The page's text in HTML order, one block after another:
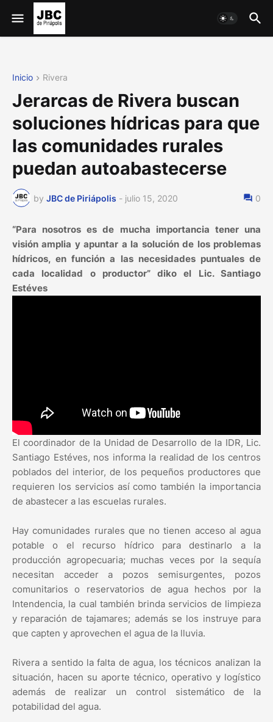
Inicio Rivera
Jerarcas de Rivera buscan
soluciones hídricas para que
las comunidades rurales
puedan autoabastecerse
by JBC de Piriápolis - julio 15, 2020 0
“Para nosotros es de mucha importancia tener una
visión amplia y apuntar a la solución de los problemas
hídricos, en función a las necesidades puntuales de
cada localidad o productor” diko el Lic. Santiago
Estéves
El coordinador de la Unidad de Desarrollo de la IDR, Lic.
Santiago Estéves, nos informa la realidad de los centros
poblados del interior, de los pequeños productores que
requieren los servicios así como también la importancia
de abastecer a las escuelas rurales.
Hay comunidades rurales que no tienen acceso al agua
potable o el recurso hídrico para destinarlo a la
producción agropecuaria; muchas veces por la sequía
necesitan acceder a pozos semisurgentes, pozos
comunitarios o reservatorios de agua hechos por la
Intendencia, la cual también brinda servicios de limpieza
y reparación de tajamares; además se los instruye para
que capten y aprovechen el agua de la lluvia.
Rivera a sentido la falta de agua, los técnicos analizan la
situación, hacen su aporte técnico, operativo y logístico
además de realizar un control sistemático de la
potabilidad del agua.